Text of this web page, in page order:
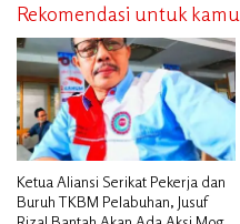
Rekomendasi untuk kamu
Ketua Aliansi Serikat Pekerja dan
Buruh TKBM Pelabuhan, Jusuf